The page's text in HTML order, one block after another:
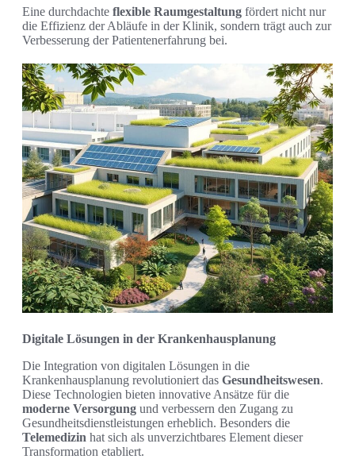
Eine durchdachte flexible Raumgestaltung fördert nicht nur
die Effizienz der Abläufe in der Klinik, sondern trägt auch zur
Verbesserung der Patientenerfahrung bei.
Digitale Lösungen in der Krankenhausplanung
Die Integration von digitalen Lösungen in die
Krankenhausplanung revolutioniert das Gesundheitswesen.
Diese Technologien bieten innovative Ansätze für die
moderne Versorgung und verbessern den Zugang zu
Gesundheitsdienstleistungen erheblich. Besonders die
Telemedizin hat sich als unverzichtbares Element dieser
Transformation etabliert.